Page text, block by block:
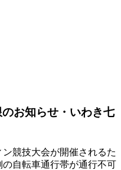
のお知らせ・いわき七
競技大会が開催されるた
自転車通行帯が通行不可